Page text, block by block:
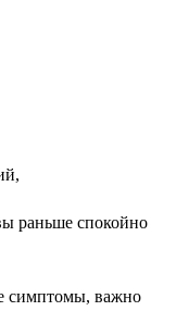
раньше спокойно
симптомы, важно